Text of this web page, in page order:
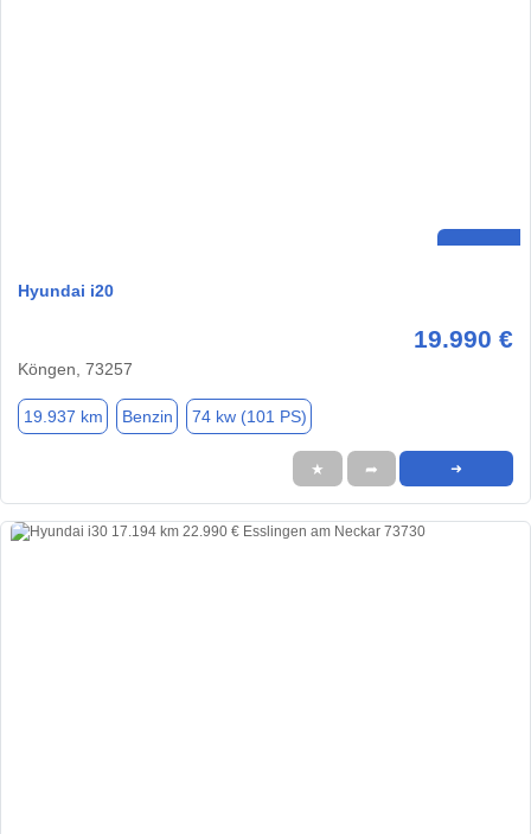
Hyundai i20
19.990 €
Köngen, 73257
19.937 km Benzin 74 kw (101 PS)
★ ➦ ➜